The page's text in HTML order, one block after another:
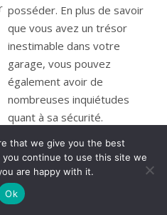
posséder. En plus de savoir
que vous avez un trésor
inestimable dans votre
garage, vous pouvez
également avoir de
nombreuses inquiétudes
quant à sa sécurité.
Lire la suite
that we give you the best
continue to use this site we
are happy with it.
Ok